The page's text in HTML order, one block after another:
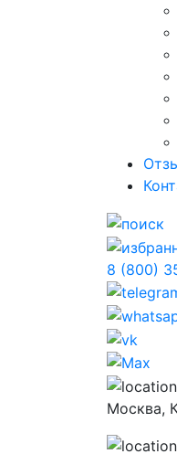
8 (800)
Москва,